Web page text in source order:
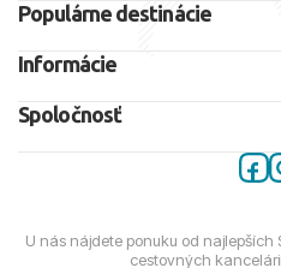
Populárne destinácie
Informácie
Spoločnosť
U nás nájdete ponuku od
cestovných